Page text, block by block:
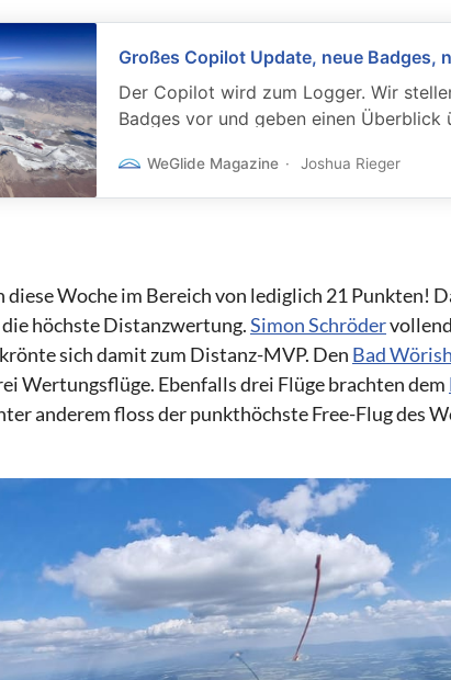
Großes Copilot Update, neue Badges,
Der Copilot wird zum Logger. Wir
Badges vor und geben einen Überblick
WeGlide Magazine Joshua Rieger
diese Woche im Bereich von lediglich 21 Punkten!
höchste Distanzwertung.Simon Schröder
sich damit zum Distanz-MVP. Den Bad
Wertungsflüge. Ebenfalls drei Flüge brachten dem
anderem floss der punkthöchste Free-Flug des